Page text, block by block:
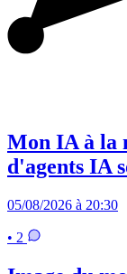
Mon IA à la
d'agents IA
05/08/2026 à 20:30
• 2